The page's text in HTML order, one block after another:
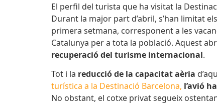
El perfil del turista que ha visitat la
Durant la major part d’abril, s’han limitat
primera setmana, corresponent a les
Catalunya per a tota la població. Aquest
recuperació del turisme internacional.
Tot i la reducció de la capacitat aèria
turística a la Destinació Barcelona, l’avió
No obstant, el cotxe privat segueix